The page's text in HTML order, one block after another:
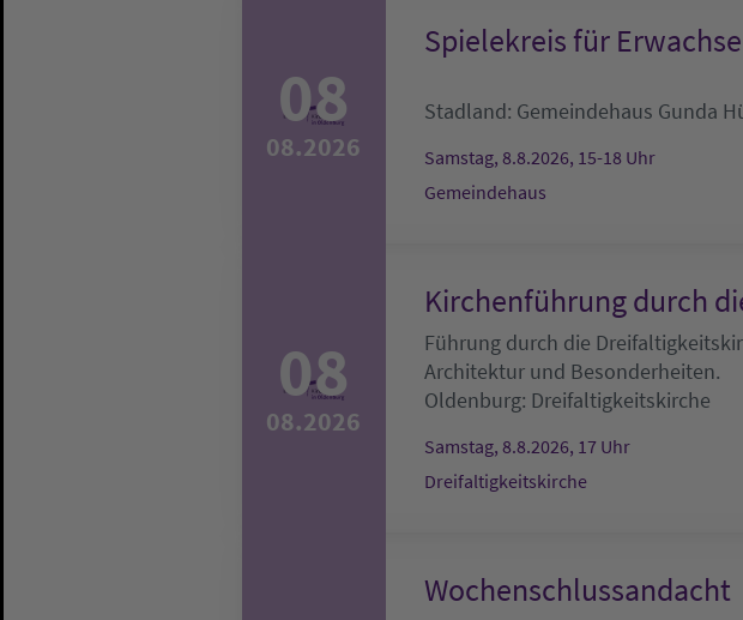
08
08.2026
Spielekreis für
Stadland: Gemeindehaus Gunda
Samstag, 8.8.2026, 15-18 Uhr
Gemeindehaus
08
08.2026
Kirchenführung durch
Führung durch die
Architektur und Besonderheiten.
Oldenburg: Dreifaltigkeitskirche
Samstag, 8.8.2026, 17 Uhr
Dreifaltigkeitskirche
Wochenschlussandacht